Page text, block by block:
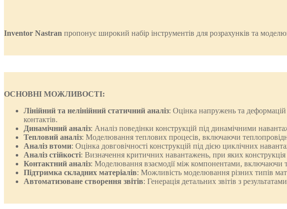
Inventor Nastran пропонує широкий набір інструментів для розрахунків та
ОСНОВНІ МОЖЛИВОСТІ:
Лінійний та нелінійний статичний аналіз: Оцінка напружень та деформацій
контактів.
Динамічний аналіз: Аналіз поведінки конструкцій під динамічними
Тепловий аналіз: Моделювання теплових процесів, включаючи
Аналіз втоми: Оцінка довговічності конструкцій під дією циклічних
Аналіз стійкості: Визначення критичних навантажень, при яких
Контактний аналіз: Моделювання взаємодії між компонентами, включаючи
Підтримка складних матеріалів: Можливість моделювання різних типів
Автоматизоване створення звітів: Генерація детальних звітів з